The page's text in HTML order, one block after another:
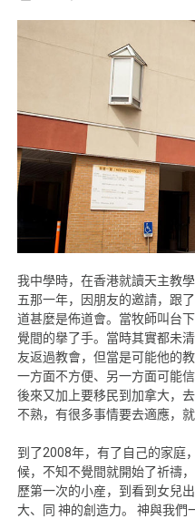
我中學時，在香港就讀天主教
五那一年，因朋友的邀請，跟
道甚麼是佈道會。當牧師叫台
覺間的擧了手。當時其實都未
友返過教會，但當是可能他的
一方面不方便、另一方面可能
後來又加上要移民到加拿大，
不熟，有很多事情要去適應，
到了2008年，有了自己的家庭
候，不知不覺間就開始了祈禱
歷第一次的小産，到看到女兒
大、同 神的創造力。 神與我們